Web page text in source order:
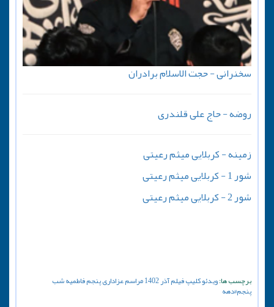
سخنرانی - حجت الاسلام برادران
روضه - حاج علی قلندری
زمینه - کربلایی میثم رعیتی
شور 1 - کربلایی میثم رعیتی
شور 2 - کربلایی میثم رعیتی
برچسب ها:ویدئوکلیپفیلمآذر 1402مراسمعزاداریپنجمفاطمیهشب
پنجم#دهه